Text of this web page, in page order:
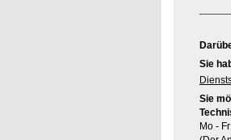
Sie
Sie
Mo -